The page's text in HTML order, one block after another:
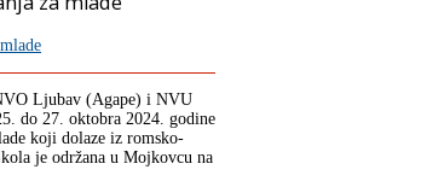
Ljubav (Agape) i NVU
do 27. oktobra 2024. godine
koji dolaze iz romsko-
je održana u Mojkovcu na